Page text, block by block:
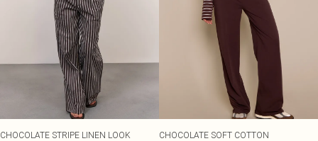
CHOCOLATE STRIPE LINEN LOOK
CHOCOLATE SOFT COTTON